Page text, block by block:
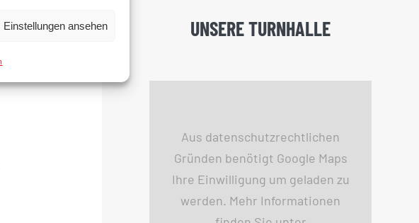
Einstellungen ansehen UNSERE TURNHALLE
Aus datenschutzrechtlichen
Gründen benötigt Google Maps
Ihre Einwilligung um geladen zu
werden. Mehr Informationen